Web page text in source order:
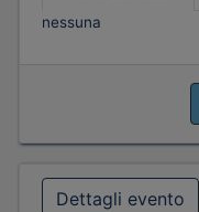
nessuna
Dettagli evento